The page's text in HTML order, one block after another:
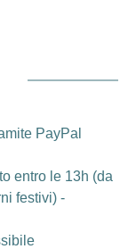
PayPal
entro le 13h (da
festivi) -